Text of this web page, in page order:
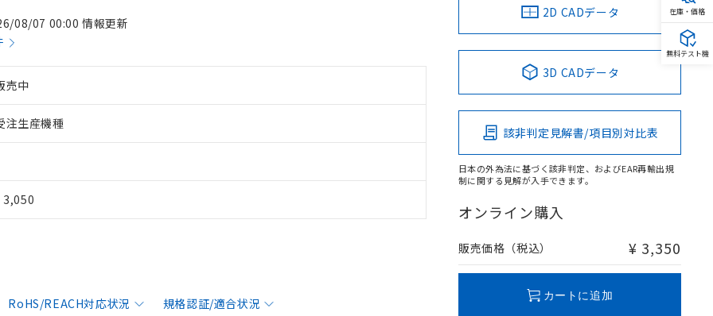
08/07 00:00 情報更新
売中
注生産機種
3,050
RoHS/REACH対応状況 規格認証/適合状況
2D CADデータ
3D CADデータ
該非判定見解書/項目別対比表
日本の外為法に基づく該非判定、およびEAR再輸出規
制に関する見解が入手できます。
オンライン購入
販売価格（税込） ¥ 3,350
カートに追加
在庫・価格
無料テスト機